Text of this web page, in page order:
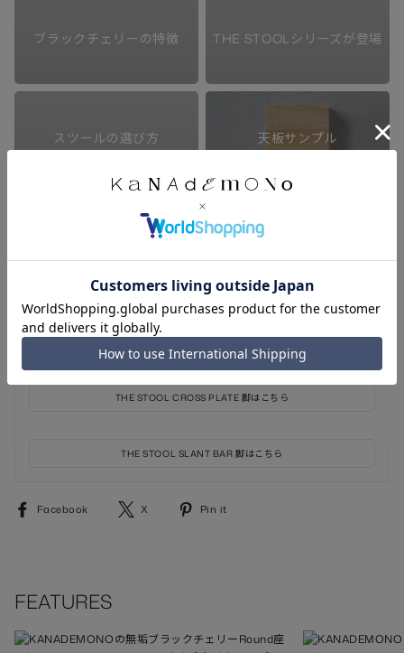
向からも座りやすい Round と、コンパクトな見た目ながらしっかりと座り込め
一般的なハイスツールにあたるサイズ感の High タイプは、同じ THEシリーズ
で、統一感のあるハイセンスな空間に仕上がります。座る以外にも、グリーンや
小物を飾るディスプレイ台としても◎。一脚あるとなにかと便利なアイテムで
す。
ご家庭ではもちろん、オフィスや飲食店のカウンターなどで複数脚並べても、ス
こちらの商品は、高さ 43cm のStandard タイプもご用意しています。座面の
ブラックチェリーの特徴 THE STOOLシリーズが登場
スツールの選び方 天板サンプル
商品のサイズ・仕様について
よくあるご質問はこちら
組み立て・取り扱い説明書
THE STOOL CROSS PLATE 脚はこちら
THE STOOL SLANT BAR 脚はこちら
Facebook
Facebook
る
X Pin it
FEATURES